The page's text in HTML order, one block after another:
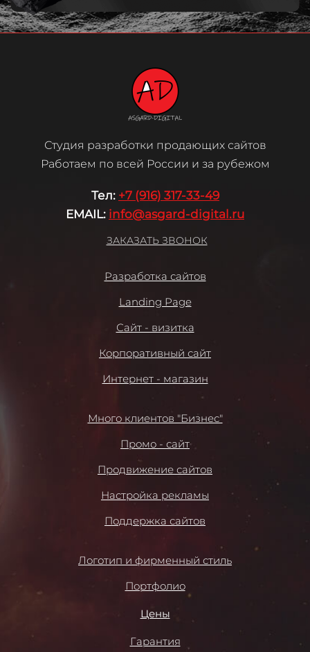
Студия разработки продающих сайтов
Работаем по всей России и за рубежом
Тел: +7 (916) 317-33-49
EMAIL: info@asgard-digital.ru
ЗАКАЗАТЬ ЗВОНОК
Разработка сайтов
Landing Page
Сайт - визитка
Корпоративный сайт
Интернет - магазин
Много клиентов "Бизнес"
Промо - сайт
Продвижение сайтов
Настройка рекламы
Поддержка сайтов
Логотип и фирменный стиль
Портфолио
Цены
Гарантия